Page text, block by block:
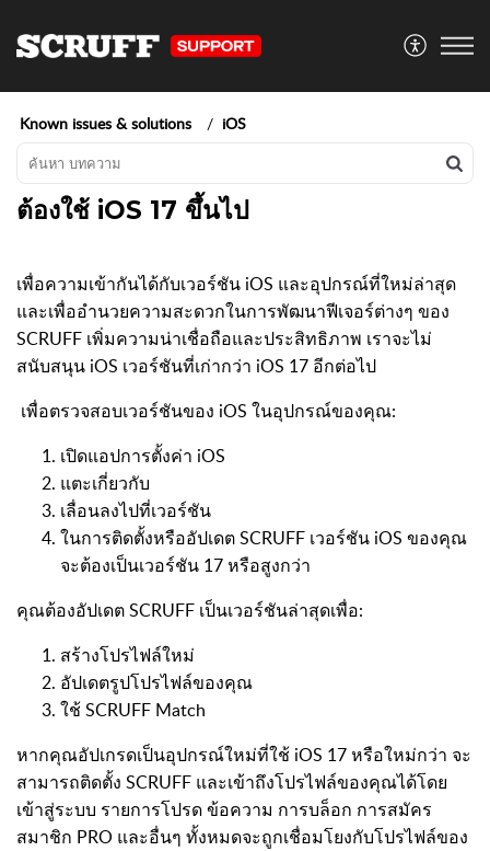
Known issues & solutions iOS
ต้องใช้ iOS 17 ขึ้นไป
เพื่อความเข้ากันได้กับเวอร์ชัน iOS และอุปกรณ์ที่ใหม่ล่าสุด
และเพื่ออำนวยความสะดวกในการพัฒนาฟีเจอร์ต่างๆ ของ
SCRUFF เพิ่มความน่าเชื่อถือและประสิทธิภาพ เราจะไม่
สนับสนุน iOS เวอร์ชันที่เก่ากว่า iOS 17 อีกต่อไป
เพื่อตรวจสอบเวอร์ชันของ iOS ในอุปกรณ์ของคุณ:
เปิดแอปการตั้งค่า iOS
แตะเกี่ยวกับ
เลื่อนลงไปที่เวอร์ชัน
ในการติดตั้งหรืออัปเดต SCRUFF เวอร์ชัน iOS ของคุณ
จะต้องเป็นเวอร์ชัน 17 หรือสูงกว่า
คุณต้องอัปเดต SCRUFF เป็นเวอร์ชันล่าสุดเพื่อ:
สร้างโปรไฟล์ใหม่
อัปเดตรูปโปรไฟล์ของคุณ
ใช้ SCRUFF Match
หากคุณอัปเกรดเป็นอุปกรณ์ใหม่ที่ใช้ iOS 17 หรือใหม่กว่า จะ
สามารถติดตั้ง SCRUFF และเข้าถึงโปรไฟล์ของคุณได้โดย
เข้าสู่ระบบ รายการโปรด ข้อความ การบล็อก การสมัคร
สมาชิก PRO และอื่นๆ ทั้งหมดจะถูกเชื่อมโยงกับโปรไฟล์ของ